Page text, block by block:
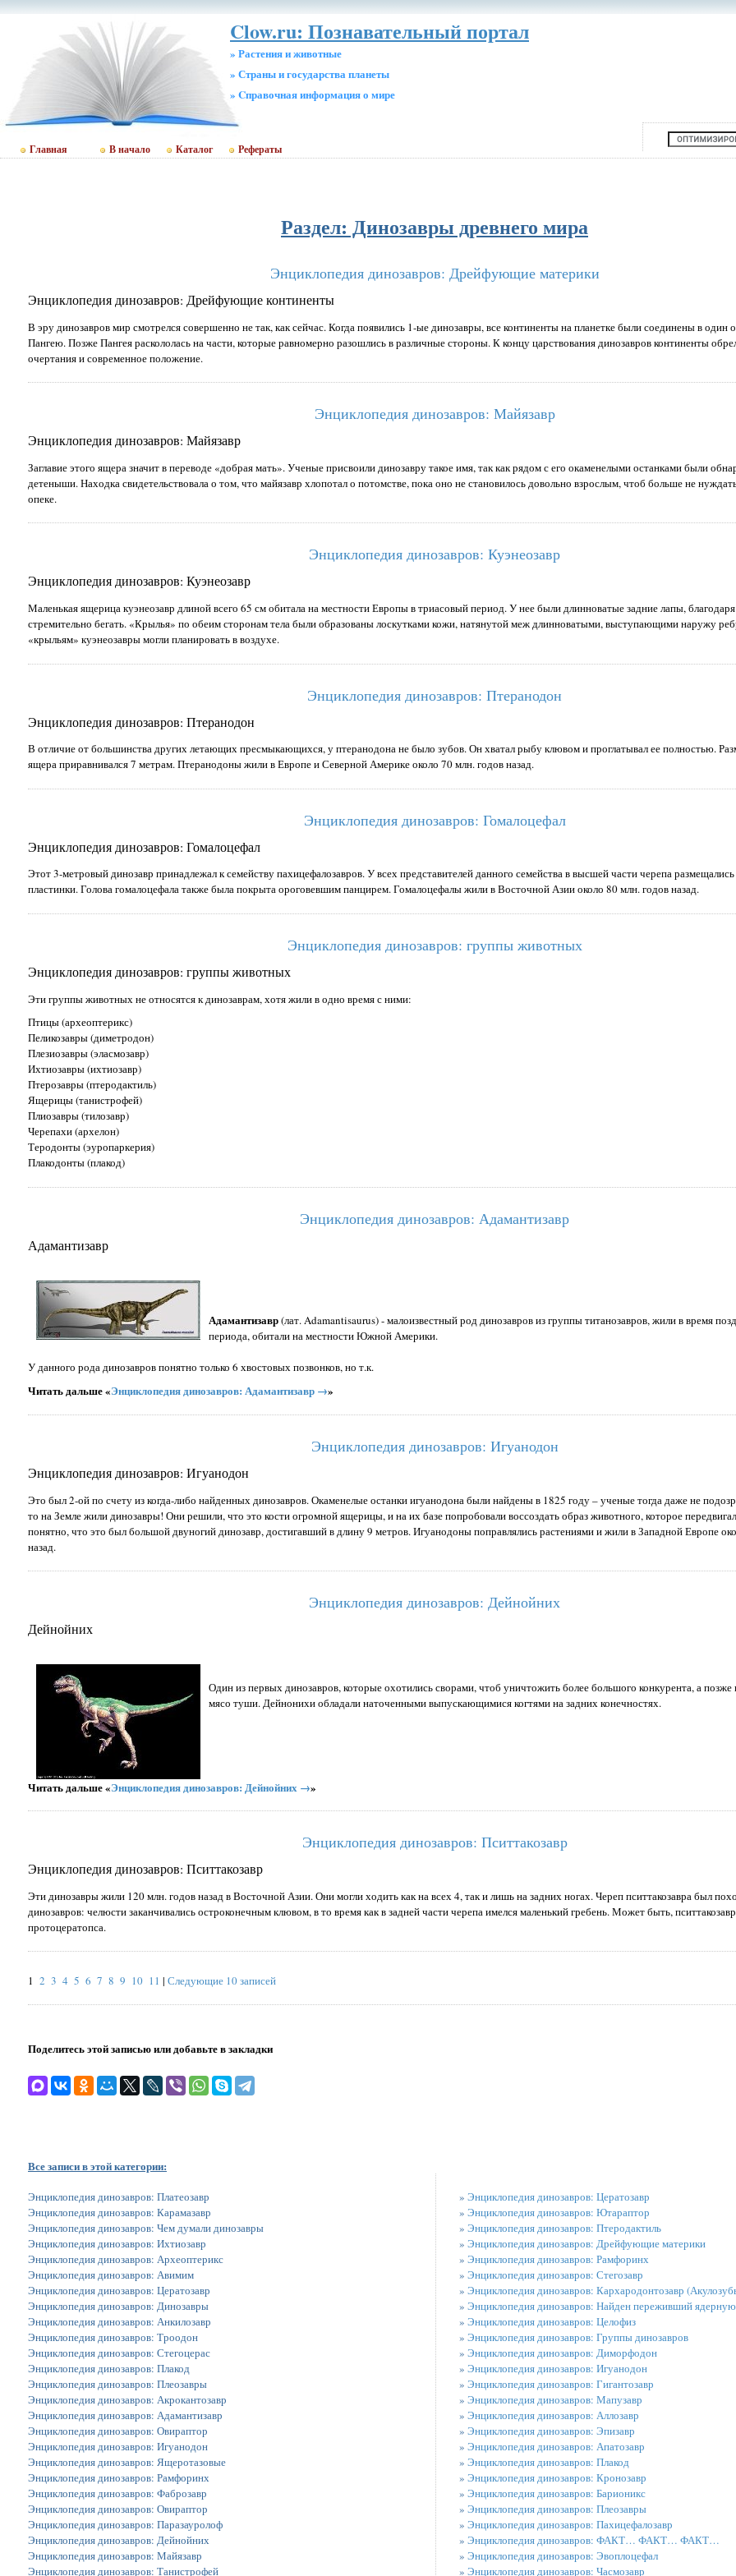
Clow.ru: Познавательный портал
» Растения и животные
» Страны и государства планеты
» Cправочная информация о мире
Главная В начало Каталог Рефераты
Раздел: Динозавры древнего мира
Энциклопедия динозавров: Дрейфующие материки
Энциклопедия динозавров: Дрейфующие континенты
В эру динозавров мир смотрелся совершенно не так, как сейчас. Когда появились 1-ые динозавры, все континенты на планетке были соединены в один
Пангею. Позже Пангея раскололась на части, которые равномерно разошлись в различные стороны. К концу царствования динозавров континенты
очертания и современное положение.
Энциклопедия динозавров: Майязавр
Энциклопедия динозавров: Майязавр
Заглавие этого ящера значит в переводе «добрая мать». Ученые присвоили динозавру такое имя, так как рядом с его окаменелыми останками были
детеныши. Находка свидетельствовала о том, что майязавр хлопотал о потомстве, пока оно не становилось довольно взрослым, чтоб больше не
опеке.
Энциклопедия динозавров: Куэнеозавр
Энциклопедия динозавров: Куэнеозавр
Маленькая ящерица куэнеозавр длиной всего 65 см обитала на местности Европы в триасовый период. У нее были длинноватые задние лапы,
стремительно бегать. «Крылья» по обеим сторонам тела были образованы лоскутками кожи, натянутой меж длинноватыми, выступающими наружу
«крыльям» куэнеозавры могли планировать в воздухе.
Энциклопедия динозавров: Птеранодон
Энциклопедия динозавров: Птеранодон
В отличие от большинства других летающих пресмыкающихся, у птеранодона не было зубов. Он хватал рыбу клювом и проглатывал ее полностью.
ящера приравнивался 7 метрам. Птеранодоны жили в Европе и Северной Америке около 70 млн. годов назад.
Энциклопедия динозавров: Гомалоцефал
Энциклопедия динозавров: Гомалоцефал
Этот 3-метровый динозавр принадлежал к семейству пахицефалозавров. У всех представителей данного семейства в высшей части черепа
пластинки. Голова гомалоцефала также была покрыта ороговевшим панцирем. Гомалоцефалы жили в Восточной Азии около 80 млн. годов назад.
Энциклопедия динозавров: группы животных
Энциклопедия динозавров: группы животных
Эти группы животных не относятся к динозаврам, хотя жили в одно время с ними:
Птицы (археоптерикс)
Пеликозавры (диметродон)
Плезиозавры (эласмозавр)
Ихтиозавры (ихтиозавр)
Птерозавры (птеродактиль)
Ящерицы (танистрофей)
Плиозавры (тилозавр)
Черепахи (архелон)
Теродонты (эуропаркерия)
Плакодонты (плакод)
Энциклопедия динозавров: Адамантизавр
Адамантизавр
Адамантизавр(лат. Adamantisaurus) - малоизвестный род динозавров из группы титанозавров, жили в время
периода, обитали на местности Южной Америки.
У данного рода динозавров понятно только 6 хвостовых позвонков, но т.к.
Читать дальше «Энциклопедия динозавров: Адамантизавр →»
Энциклопедия динозавров: Игуанодон
Энциклопедия динозавров: Игуанодон
Это был 2-ой по счету из когда-либо найденных динозавров. Окаменелые останки игуанодона были найдены в 1825 году – ученые тогда даже не
то на Земле жили динозавры! Они решили, что это кости огромной ящерицы, и на их базе попробовали воссоздать образ животного, которое
понятно, что это был большой двуногий динозавр, достигавший в длину 9 метров. Игуанодоны поправлялись растениями и жили в Западной Европе
назад.
Энциклопедия динозавров: Дейнойних
Дейнойних
Один из первых динозавров, которые охотились сворами, чтоб уничтожить более большого конкурента, а позже
мясо туши. Дейнонихи обладали наточенными выпускающимися когтями на задних конечностях.
Читать дальше «Энциклопедия динозавров: Дейнойних →»
Энциклопедия динозавров: Пситтакозавр
Энциклопедия динозавров: Пситтакозавр
Эти динозавры жили 120 млн. годов назад в Восточной Азии. Они могли ходить как на всех 4, так и лишь на задних ногах. Череп пситтакозавра был
динозавров: челюсти заканчивались остроконечным клювом, в то время как в задней части черепа имелся маленький гребень. Может быть,
протоцератопса.
1 2 3 4 5 6 7 8 9 10 11 | Следующие 10 записей
Поделитесь этой записью или добавьте в закладки
Все записи в этой категории:
Энциклопедия динозавров: Платеозавр
Энциклопедия динозавров: Карамазавр
Энциклопедия динозавров: Чем думали динозавры
Энциклопедия динозавров: Ихтиозавр
Энциклопедия динозавров: Археоптерикс
Энциклопедия динозавров: Авимим
Энциклопедия динозавров: Цератозавр
Энциклопедия динозавров: Динозавры
Энциклопедия динозавров: Анкилозавр
Энциклопедия динозавров: Троодон
Энциклопедия динозавров: Стегоцерас
Энциклопедия динозавров: Плакод
Энциклопедия динозавров: Плеозавры
Энциклопедия динозавров: Акрокантозавр
Энциклопедия динозавров: Адамантизавр
Энциклопедия динозавров: Овираптор
Энциклопедия динозавров: Игуанодон
Энциклопедия динозавров: Ящеротазовые
Энциклопедия динозавров: Рамфоринх
Энциклопедия динозавров: Фаброзавр
Энциклопедия динозавров: Овираптор
Энциклопедия динозавров: Паразауролоф
Энциклопедия динозавров: Дейнойних
Энциклопедия динозавров: Майязавр
Энциклопедия динозавров: Танистрофей
» Энциклопедия динозавров: Цератозавр
» Энциклопедия динозавров: Ютараптор
» Энциклопедия динозавров: Птеродактиль
» Энциклопедия динозавров: Дрейфующие материки
» Энциклопедия динозавров: Рамфоринх
» Энциклопедия динозавров: Стегозавр
» Энциклопедия динозавров: Кархародонтозавр
» Энциклопедия динозавров: Найден переживший
» Энциклопедия динозавров: Целофиз
» Энциклопедия динозавров: Группы динозавров
» Энциклопедия динозавров: Диморфодон
» Энциклопедия динозавров: Игуанодон
» Энциклопедия динозавров: Гигантозавр
» Энциклопедия динозавров: Мапузавр
» Энциклопедия динозавров: Аллозавр
» Энциклопедия динозавров: Эпизавр
» Энциклопедия динозавров: Апатозавр
» Энциклопедия динозавров: Плакод
» Энциклопедия динозавров: Кронозавр
» Энциклопедия динозавров: Барионикс
» Энциклопедия динозавров: Плеозавры
» Энциклопедия динозавров: Пахицефалозавр
» Энциклопедия динозавров: ФАКТ… ФАКТ… ФАКТ…
» Энциклопедия динозавров: Эвоплоцефал
» Энциклопедия динозавров: Часмозавр